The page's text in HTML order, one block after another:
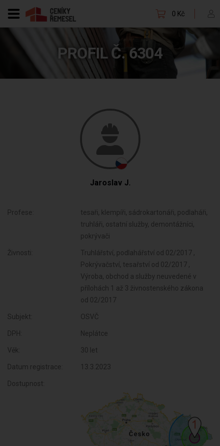
0 Kč
PROFIL Č. 6304
Jaroslav J.
Profese:
tesaři, klempíři, sádrokartonáři, podlaháři,
truhláři, ostatní služby, demontážníci,
pokrývači
Živnosti:
Truhlářství, podlahářství od 02/2017 ,
Pokrývačství, tesařství od 02/2017 ,
Výroba, obchod a služby neuvedené v
přílohách 1 až 3 živnostenského zákona
od 02/2017
Subjekt: OSVČ
DPH: Neplátce
Věk: 30 let
Datum registrace: 13.3.2023
Dostupnost: